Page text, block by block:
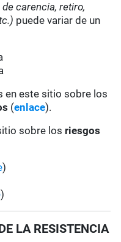
de carencia, retiro,
puede variar de un
en este sitio sobre los
(enlace).
sobre los riesgos
)
)
LA RESISTENCIA